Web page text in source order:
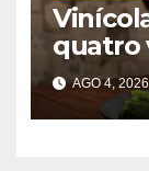
quatro
AGO 4, 2026